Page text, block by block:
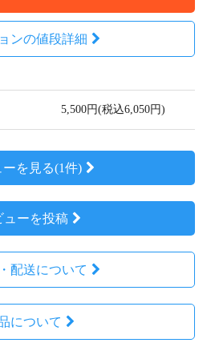
ンの値段詳細
5,500円(税込6,050円)
ーを見る(1件)
ューを投稿
配送について
について